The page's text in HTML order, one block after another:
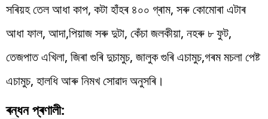
সৰিয়হ তেল আধা কাপ, কটা হাঁহৰ ৪০০ গ্ৰাম, সৰু কোমোৰা এটাৰ
আধা ফাল, আদা,পিয়াজ সৰু দুটা, কেঁচা জলকীয়া, নহৰু ৮ ফুট,
তেজপাত এখিলা, জিৰা গুৰি দুচামুচ, জালুক গুৰি এচামুচ,গৰম মচলা পেষ্ট
এচামুচ, হালধি আৰু নিমখ সোৱাদ অনুসৰি।
ৰন্ধন প্ৰণালী: